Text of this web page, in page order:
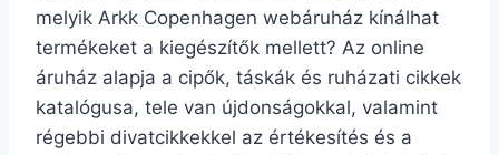
melyik Arkk Copenhagen webáruház kínálhat
termékeket a kiegészítők mellett? Az online
áruház alapja a cipők, táskák és ruházati cikkek
katalógusa, tele van újdonságokkal, valamint
régebbi divatcikkekkel az értékesítés és a